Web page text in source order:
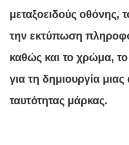
μεταξοειδούς οθόνης,
την εκτύπωση
καθώς και το χρώμα,
για τη δημιουργία μιας
ταυτότητας μάρκας.